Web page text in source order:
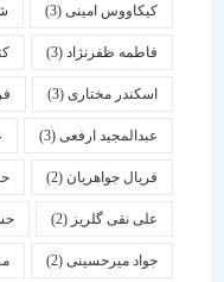
کیکاووس امینی(3) شهاب
فاطمه ظفرنژاد(3) کتایون
اسكندر مختاری (3) فرامرز
عبدالمجید ارفعی(3)
فریال جواهریان(2) حسین
علی نقی گلریز(2) حسن
جواد میرحسینی(2) مسعود